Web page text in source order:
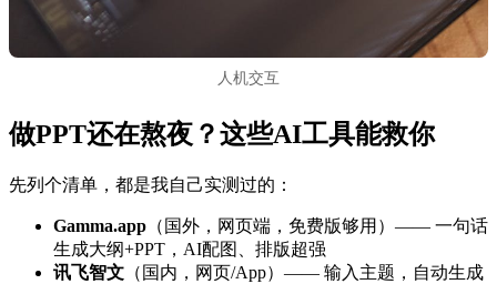
人机交互
做PPT还在熬夜？这些AI工具能救你
先列个清单，都是我自己实测过的：
Gamma.app （国外，网页端，免费版够用）—— 一句话
生成大纲+PPT，AI配图、排版超强
讯飞智文 （国内，网页/App）—— 输入主题，自动生成